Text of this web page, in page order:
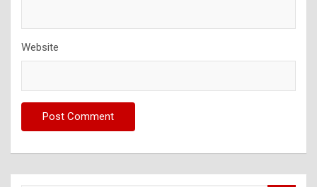
Website